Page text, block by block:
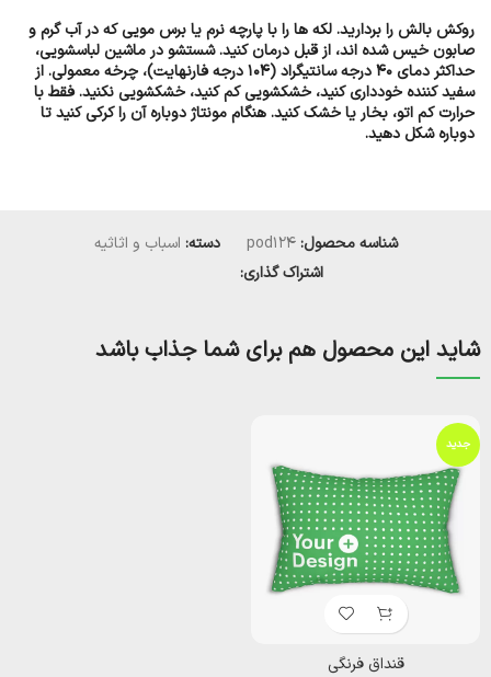
روکش بالش را بردارید. لکه ها را با پارچه نرم یا برس مویی که در آب گرم و
صابون خیس شده اند، از قبل درمان کنید. شستشو در ماشین لباسشویی،
حداکثر دمای 40 درجه سانتیگراد (104 درجه فارنهایت)، چرخه معمولی. از
سفید کننده خودداری کنید، خشکشویی کم کنید، خشکشویی نکنید. فقط با
حرارت کم اتو، بخار یا خشک کنید. هنگام مونتاژ دوباره آن را کرکی کنید تا
دوباره شکل دهید.
شناسه محصول:pod124 دسته: اسباب و اثاثیه
اشتراک گذاری:
شاید این محصول هم برای شما جذاب باشد
جدید
قنداق فرنگی